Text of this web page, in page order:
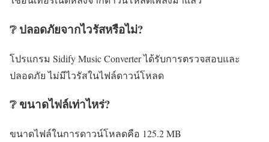
❔ ปลอดภัยจากไวรัสหรือไม่?
โปรแกรม Sidify Music Converter ได้รับการตรวจสอบและ
ปลอดภัย ไม่มีไวรัสในไฟล์ดาวน์โหลด
❔ ขนาดไฟล์เท่าไหร่?
ขนาดไฟล์ในการดาวน์โหลดคือ 125.2 MB